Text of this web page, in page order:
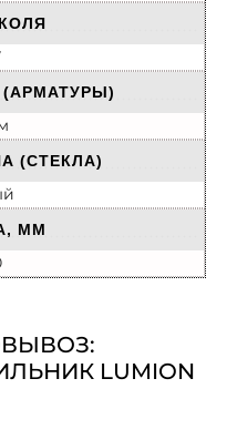
(СТЕКЛА)
ММ
LUMION